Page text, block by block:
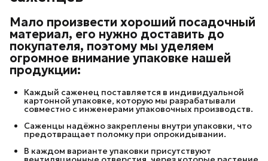
Мало произвести хороший посадочный
материал, его нужно доставить до
покупателя, поэтому мы уделяем
огромное внимание упаковке нашей
продукции:
Каждый саженец поставляется в индивидуальной
картонной упаковке, которую мы разрабатывали
совместно с инженерами упаковочных производств.
Саженцы надёжно закреплены внутри упаковки, что
предотвращает поломку при опрокидывании.
В каждом варианте упаковки присутствуют